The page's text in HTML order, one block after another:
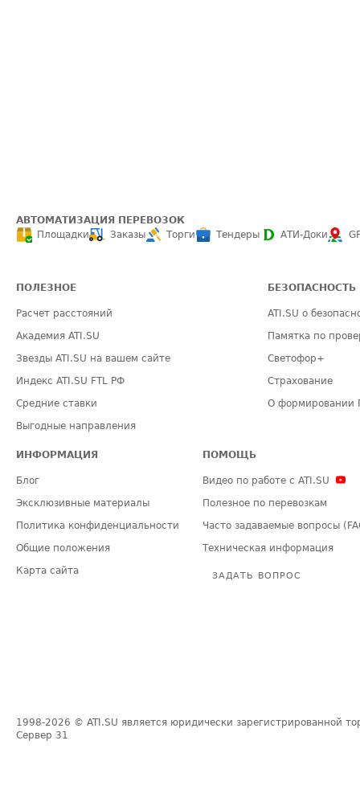
АВТОМАТИЗАЦИЯ ПЕРЕВОЗОК
Площадки
Заказы Торги Тендеры АТИ-Доки
ПОЛЕЗНОЕ
Расчет расстояний
Академия ATI.SU
Звезды ATI.SU на вашем сайте
Индекс ATI.SU FTL РФ
Средние ставки
Выгодные направления
БЕЗОПАСНОСТЬ
ATI.SU о
Памятка по
Светофор+
Страхование
О формировании
ИНФОРМАЦИЯ
Блог
Эксклюзивные материалы
Политика конфиденциальности
Общие положения
Карта сайта
ПОМОЩЬ
Видео по работе с ATI.SU
Полезное по перевозкам
Часто задаваемые вопросы
Техническая информация
ЗАДАТЬ ВОПРОС
1998-2026 © ATI.SU является юридически зарегистрированной
Сервер 31